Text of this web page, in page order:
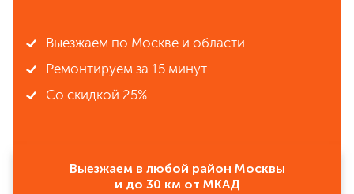
Выезжаем по Москве и области
Ремонтируем за 15 минут
Со скидкой 25%
Выезжаем в любой район Москвы
и до 30 км от МКАД